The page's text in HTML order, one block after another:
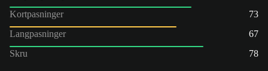
Kortpasninger
73
Langpasninger
67
Skru
78